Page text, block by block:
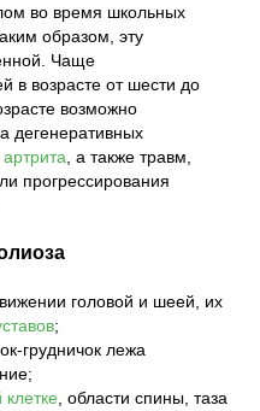
во время школьных
образом, эту
Чаще
в возрасте от шести до
возможно
дегенеративных
, а также травм,
прогрессирования
головой и шеей, их
;
грудничок лежа
, области спины, таза